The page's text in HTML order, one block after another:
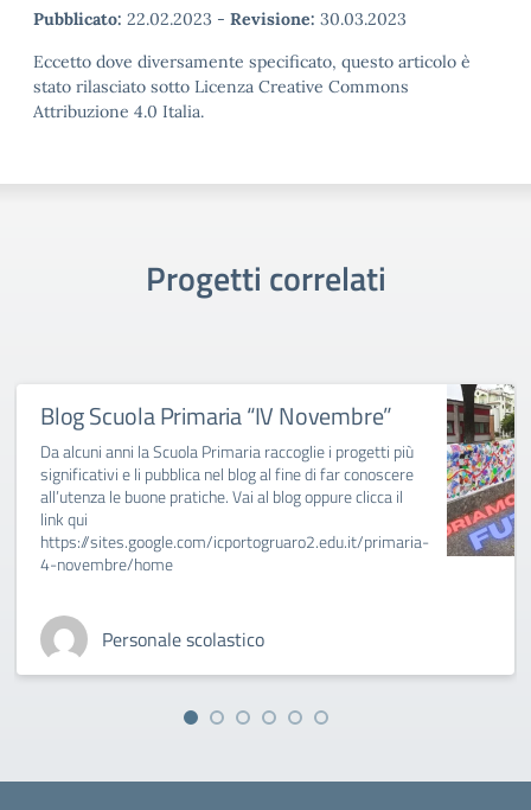
Pubblicato: 22.02.2023 - Revisione: 30.03.2023
Eccetto dove diversamente specificato, questo articolo è
stato rilasciato sotto Licenza Creative Commons
Attribuzione 4.0 Italia.
Progetti correlati
Blog Scuola Primaria “IV Novembre”
Da alcuni anni la Scuola Primaria raccoglie i progetti più
significativi e li pubblica nel blog al fine di far conoscere
all’utenza le buone pratiche. Vai al blog oppure clicca il
link qui
https://sites.google.com/icportogruaro2.edu.it/primaria-
4-novembre/home
Personale scolastico